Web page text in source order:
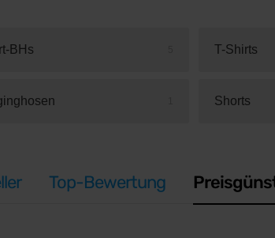
BHs T-Shirts
Shorts
Top-Bewertung